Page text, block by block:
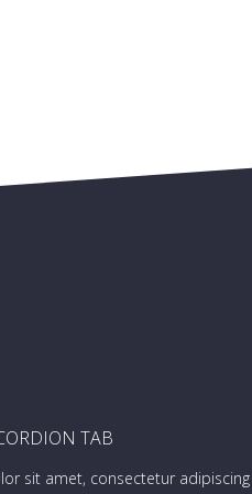
TAB
sit amet, consectetur